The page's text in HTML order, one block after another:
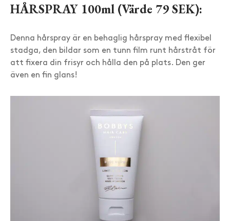
HÅRSPRAY 100ml (Värde 79 SEK):
Denna hårspray är en behaglig hårspray med flexibel
stadga, den bildar som en tunn film runt hårstråt för
att fixera din frisyr och hålla den på plats. Den ger
även en fin glans!